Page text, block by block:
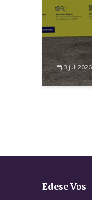
3 juli 2026
Edese Vos